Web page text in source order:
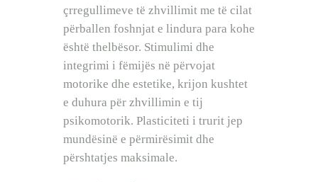
çrregullimeve të zhvillimit me të cilat
përballen foshnjat e lindura para kohe
është thelbësor. Stimulimi dhe
integrimi i fëmijës në përvojat
motorike dhe estetike, krijon kushtet
e duhura për zhvillimin e tij
psikomotorik. Plasticiteti i trurit jep
mundësinë e përmirësimit dhe
përshtatjes maksimale.